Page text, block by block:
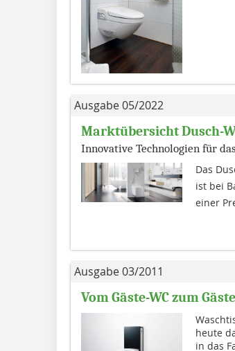
Ausgabe 05/2022
Marktübersicht Dusch-
Innovative Technologien für
Das
ist bei
einer
Ausgabe 03/2011
Vom Gäste-WC zum
heute
in das